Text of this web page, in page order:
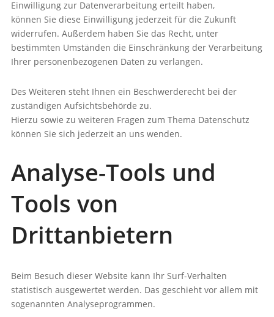
Einwilligung zur Datenverarbeitung erteilt haben,
können Sie diese Einwilligung jederzeit für die Zukunft
widerrufen. Außerdem haben Sie das Recht, unter
bestimmten Umständen die Einschränkung der Verarbeitung
Ihrer personenbezogenen Daten zu verlangen.
Des Weiteren steht Ihnen ein Beschwerderecht bei der
zuständigen Aufsichtsbehörde zu.
Hierzu sowie zu weiteren Fragen zum Thema Datenschutz
können Sie sich jederzeit an uns wenden.
Analyse-Tools und
Tools von
Drittanbietern
Beim Besuch dieser Website kann Ihr Surf-Verhalten
statistisch ausgewertet werden. Das geschieht vor allem mit
sogenannten Analyseprogrammen.